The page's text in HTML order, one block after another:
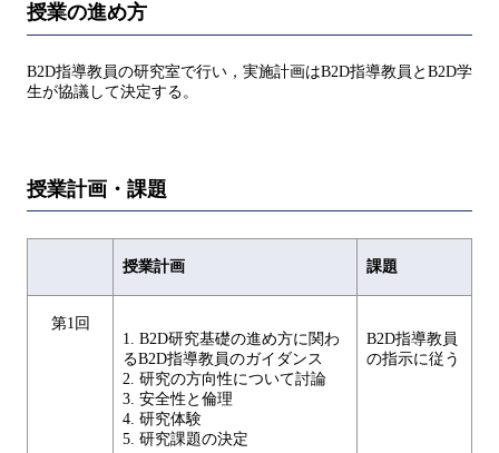
授業の進め方
B2D指導教員の研究室で行い，実施計画はB2D指導教員とB2D学
生が協議して決定する。
授業計画・課題
授業計画 課題
第1回
1. B2D研究基礎の進め方に関わ
るB2D指導教員のガイダンス
2. 研究の方向性について討論
3. 安全性と倫理
4. 研究体験
5. 研究課題の決定
B2D指導教員
の指示に従う